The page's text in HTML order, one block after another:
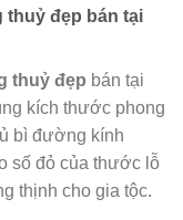
thuỷ đẹp bán tại
thuỷ đẹp bán tại
kích thước phong
bì đường kính
số đỏ của thước lỗ
thịnh cho gia tộc.